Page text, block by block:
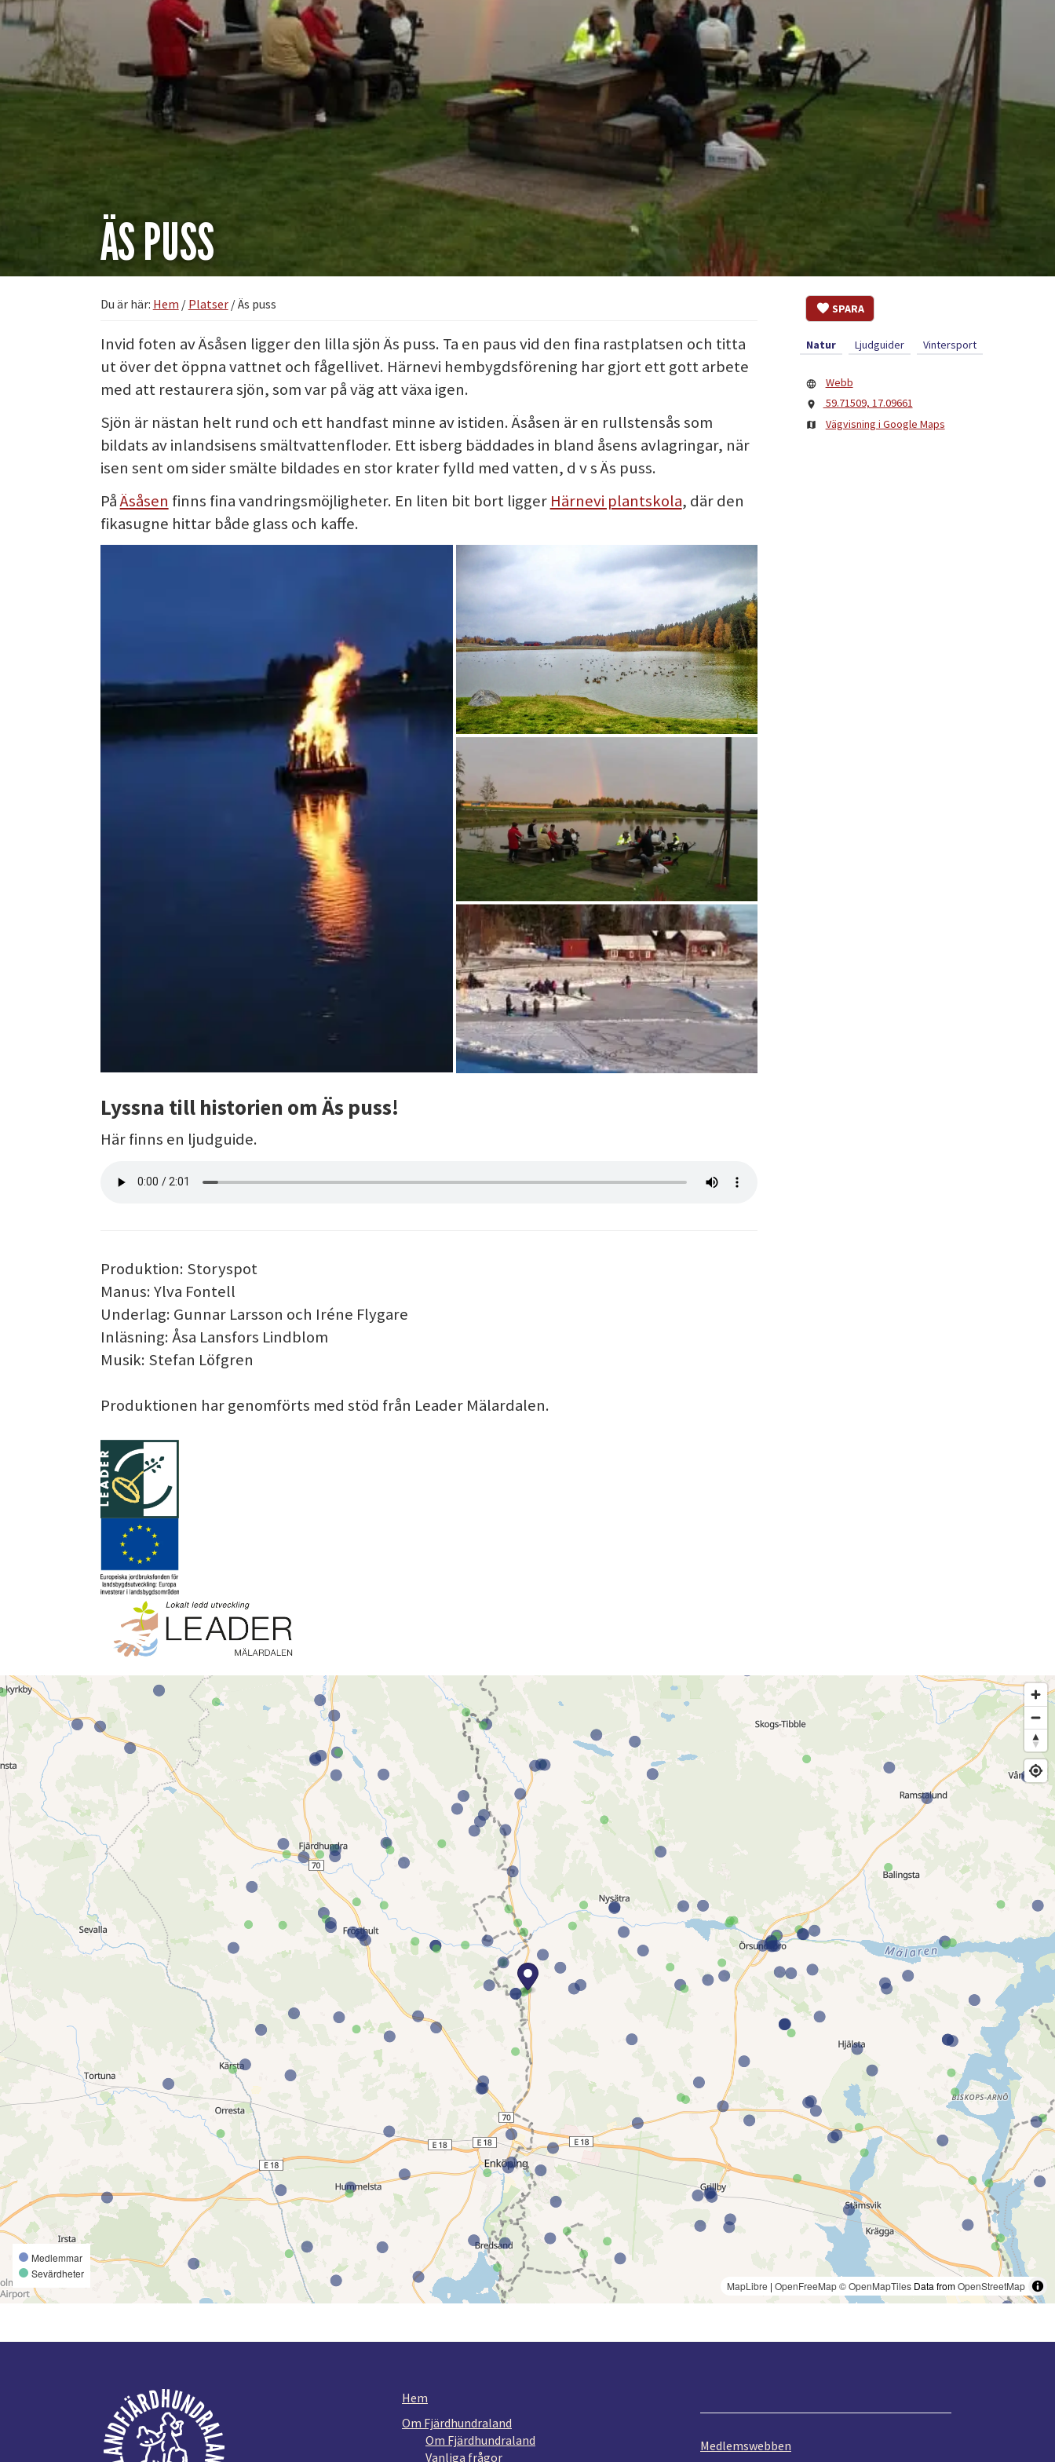
ÄS PUSS
Du är här: Hem / Platser /Äs puss
Invid foten av Äsåsen ligger den lilla sjön Äs puss. Ta en paus vid den fina rastplatsen och titta
ut över det öppna vattnet och fågellivet. Härnevi hembygdsförening har gjort ett gott arbete
med att restaurera sjön, som var på väg att växa igen.
Sjön är nästan helt rund och ett handfast minne av istiden. Äsåsen är en rullstensås som
bildats av inlandsisens smältvattenfloder. Ett isberg bäddades in bland åsens avlagringar, när
isen sent om sider smälte bildades en stor krater fylld med vatten, d v s Äs puss.
PåÄsåsen finns fina vandringsmöjligheter. En liten bit bort ligger Härnevi plantskola, där den
fikasugne hittar både glass och kaffe.
Lyssna till historien om Äs puss!
Här finns en ljudguide.
Produktion: Storyspot
Manus: Ylva Fontell
Underlag: Gunnar Larsson och Iréne Flygare
Inläsning: Åsa Lansfors Lindblom
Musik: Stefan Löfgren
Produktionen har genomförts med stöd från Leader Mälardalen.
SPARA
Natur Ljudguider Vintersport
Webb
59.71509, 17.09661
Vägvisning i Google Maps
Medlemmar
Sevärdheter
MapLibre | OpenFreeMap© OpenMapTiles Data fromOpenStreetMap
Hem
Om Fjärdhundraland
Om Fjärdhundraland
Vanliga frågor
Medlemswebben